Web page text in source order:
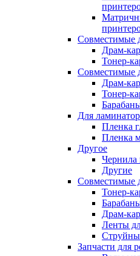
Совместимые
Драм-
Тонер-
Совместимые
Драм-
Тонер-
Для
Пленка
Пленка
Другое
Чернила
Другие
Совместимые
Тонер-
Драм-
Ленты
Запчасти для